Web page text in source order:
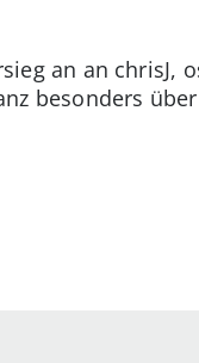
an an chrisJ,
besonders